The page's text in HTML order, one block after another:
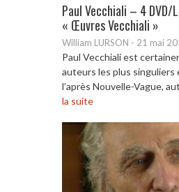
Paul Vecchiali – 4 DVD/
« Œuvres Vecchiali »
William LURSON - 21 mai
Paul Vecchiali est
auteurs les plus
l’après Nouvelle-Vague,
la suite